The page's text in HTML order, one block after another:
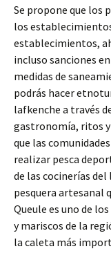
Se propone que los
los
establecimientos,
incluso sanciones
medidas de
podrás hacer
lafkenche a través
gastronomía, ritos y
que las
realizar pesca
de las cocinerías
pesquera artesanal
Queule es uno de
y mariscos de la
la caleta más